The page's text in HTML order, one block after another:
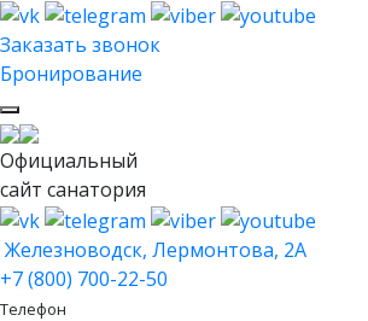
Заказать звонок
Бронирование
Официальный
сайт санатория
Железноводск, Лермонтова, 2А
+7 (800) 700-22-50
Телефон